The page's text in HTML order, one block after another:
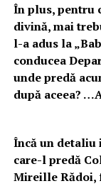
În plus, pentru
divină, mai
l-a adus la
conducea
unde predă
după aceea?
Încă un detaliu
care-l predă
Mireille Rădoi,